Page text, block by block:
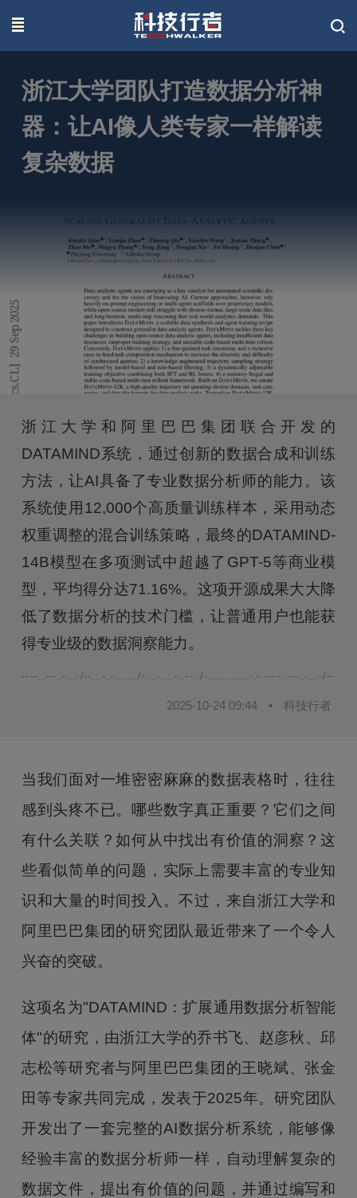
联系我们
浙江大学团队打造数据分析神
器：让AI像人类专家一样解读
复杂数据
浙江大学和阿里巴巴集团联合开发的
DATAMIND系统，通过创新的数据合成和训练
方法，让AI具备了专业数据分析师的能力。该
系统使用12,000个高质量训练样本，采用动态
权重调整的混合训练策略，最终的DATAMIND-
14B模型在多项测试中超越了GPT-5等商业模
型，平均得分达71.16%。这项开源成果大大降
低了数据分析的技术门槛，让普通用户也能获
得专业级的数据洞察能力。
----..---.-...-/--...-.-......./-...-....-..--../-............-.- ----..---.-...-/--
2025-10-24 09:44 • 科技行者
当我们面对一堆密密麻麻的数据表格时，往往
感到头疼不已。哪些数字真正重要？它们之间
有什么关联？如何从中找出有价值的洞察？这
些看似简单的问题，实际上需要丰富的专业知
识和大量的时间投入。不过，来自浙江大学和
阿里巴巴集团的研究团队最近带来了一个令人
兴奋的突破。
这项名为"DATAMIND：扩展通用数据分析智能
体"的研究，由浙江大学的乔书飞、赵彦秋、邱
志松等研究者与阿里巴巴集团的王晓斌、张金
田等专家共同完成，发表于2025年。研究团队
开发出了一套完整的AI数据分析系统，能够像
经验丰富的数据分析师一样，自动理解复杂的
数据文件，提出有价值的问题，并通过编写和